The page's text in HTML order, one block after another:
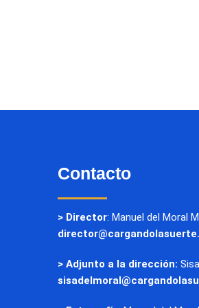
Contacto
> Director: Manuel del Moral
> Adjunto a la dirección: